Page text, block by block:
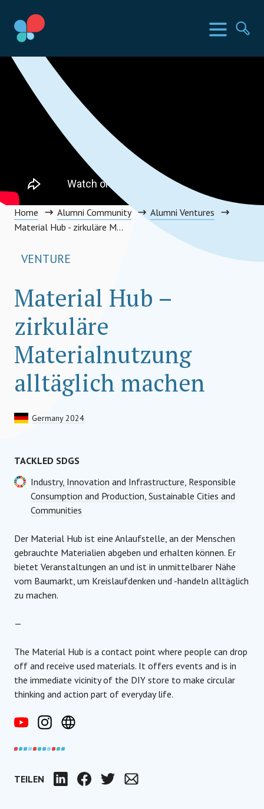
zum
Inhalt
Menü
SIA Länder
Home Alumni Community
Alumni Ventures
Material Hub - zirkuläre Materialnutzung alltäglich machen
VENTURE
Material Hub –
zirkuläre
Materialnutzung
alltäglich machen
Germany 2024
TACKLED SDGS
Industry, Innovation and Infrastructure, Responsible
Consumption and Production, Sustainable Cities and
Communities
Der Material Hub ist eine Anlaufstelle, an der Menschen
gebrauchte Materialien abgeben und erhalten können. Er
bietet Veranstaltungen an und ist in unmittelbarer Nähe
vom Baumarkt, um Kreislaufdenken und -handeln alltäglich
zu machen.
—
The Material Hub is a contact point where people can drop
off and receive used materials. It offers events and is in
the immediate vicinity of the DIY store to make circular
thinking and action part of everyday life.
TEILEN LinkedIn FacebookTwitter